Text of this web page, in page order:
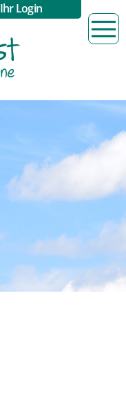
Ihr Login